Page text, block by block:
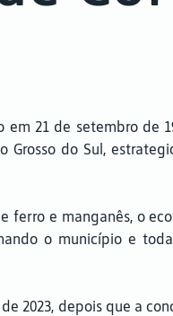
21 de setembro de
do Sul,
ferro e manganês, o
o município e
2023, depois que a